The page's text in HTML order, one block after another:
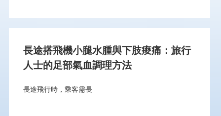
長途搭飛機小腿水腫與下肢痠痛：旅行
人士的足部氣血調理方法
長途飛行時，乘客需長